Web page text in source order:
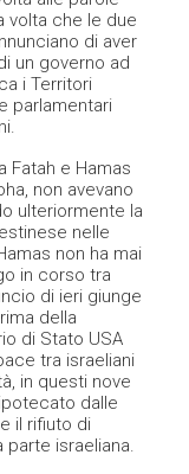
volta che le due
di aver
un governo ad
i Territori
parlamentari
Fatah e Hamas
non avevano
ulteriormente la
nelle
non ha mai
in corso tra
di ieri giunge
della
di Stato USA
tra israeliani
in questi nove
dalle
il rifiuto di
israeliana.